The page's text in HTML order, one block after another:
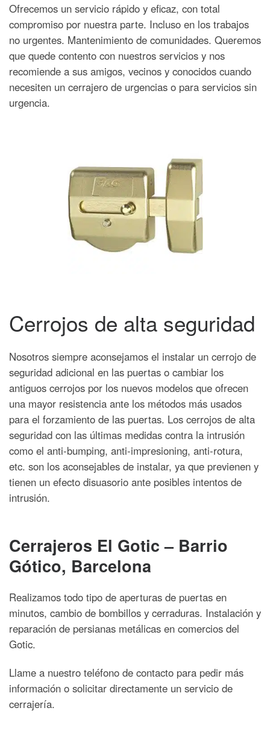
Ofrecemos un servicio rápido y eficaz, con total
compromiso por nuestra parte. Incluso en los trabajos
no urgentes. Mantenimiento de comunidades. Queremos
que quede contento con nuestros servicios y nos
recomiende a sus amigos, vecinos y conocidos cuando
necesiten un cerrajero de urgencias o para servicios sin
urgencia.
Cerrojos de alta seguridad
Nosotros siempre aconsejamos el instalar un cerrojo de
seguridad adicional en las puertas o cambiar los
antiguos cerrojos por los nuevos modelos que ofrecen
una mayor resistencia ante los métodos más usados
para el forzamiento de las puertas. Los cerrojos de alta
seguridad con las últimas medidas contra la intrusión
como el anti-bumping, anti-impresioning, anti-rotura,
etc. son los aconsejables de instalar, ya que previenen y
tienen un efecto disuasorio ante posibles intentos de
intrusión.
Cerrajeros El Gotic – Barrio
Gótico, Barcelona
Realizamos todo tipo de aperturas de puertas en
minutos, cambio de bombillos y cerraduras. Instalación y
reparación de persianas metálicas en comercios del
Gotic.
Llame a nuestro teléfono de contacto para pedir más
información o solicitar directamente un servicio de
cerrajería.